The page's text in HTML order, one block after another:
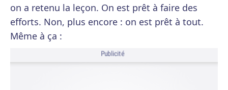
on a retenu la leçon. On est prêt à faire des
efforts. Non, plus encore : on est prêt à tout.
Même à ça :
Publicité